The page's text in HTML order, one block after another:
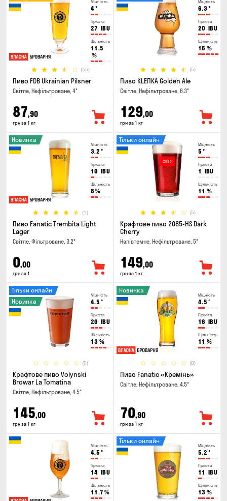
Міцність
4°
Гіркота
27 IBU
Щільність
11.5
%
(55)
Пиво FDB Ukrainian Pilsner
Світле, Нефільтроване, 4°
87,90
грн за 1 кг
Міцність
6.3°
Гіркота
20 IBU
Щільність
16 %
(5)
Пиво KLEПКА Golden Ale
Світле, Нефільтроване, 6.3°
129,00
грн за 1 кг
Міцність
3.2 °
Гіркота
10 IBU
Щільність
8 %
(1)
Новинка
Пиво Fanatic Trembita Light
Lager
Світле, Фільтроване, 3.2°
0,00
грн за 1
Міцність
5 °
Гіркота
1 IBU
Щільність
11 %
(5)
Тільки онлайн
Крафтове пиво 2085-HS Dark
Cherry
Напівтемне, Нефільтроване, 5°
149,00
грн за 1 кг
Міцність
4.5 °
Гіркота
20 IBU
Щільність
13 %
(0)
Тільки онлайн
Новинка
Крафтове пиво Volynski
Browar La Tomatina
Світле, Нефільтроване, 4.5°
145,00
грн за 1 кг
Міцність
4.5 °
Гіркота
16 IBU
Щільність
11 %
(0)
Новинка
Пиво Fanatic «Кремінь»
Світле, Нефільтроване, 4.5°
70,90
грн за 1 кг
Міцність
4.5 °
Гіркота
14 IBU
Щільність
11.7 %
Міцність
5.2 °
Гіркота
11 IBU
Щільність
13 %
Тільки онлайн